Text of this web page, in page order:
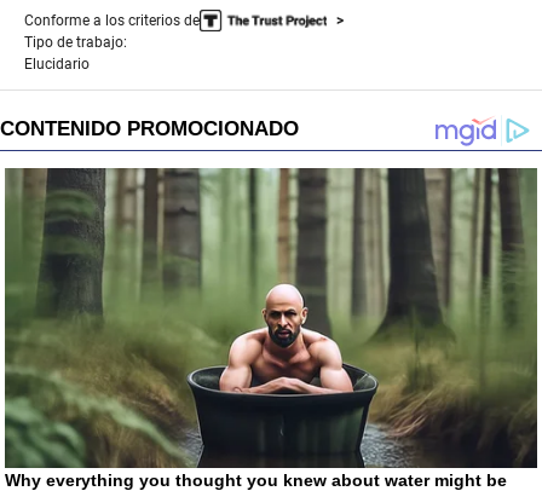
Conforme a los criterios de
Tipo de trabajo:
Elucidario